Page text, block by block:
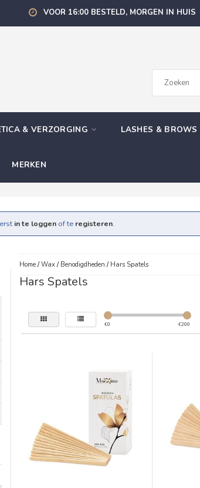
VOOR 16:00 BESTELD, MORGEN IN HUIS
& VERZORGING LASHES & BROWS
MERKEN
in te loggen of te registeren.
Home/Wax/ Benodigdheden / Hars Spatels
Hars Spatels
€0 €200